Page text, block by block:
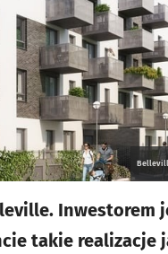
Inwestorem
takie realizacje